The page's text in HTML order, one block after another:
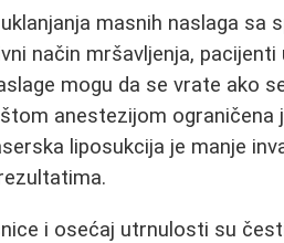
uklanjanja masnih naslaga sa
način mršavljenja,
mogu da se vrate ako
anestezijom ograničena
liposukcija je manje
i osećaj utrnulosti su